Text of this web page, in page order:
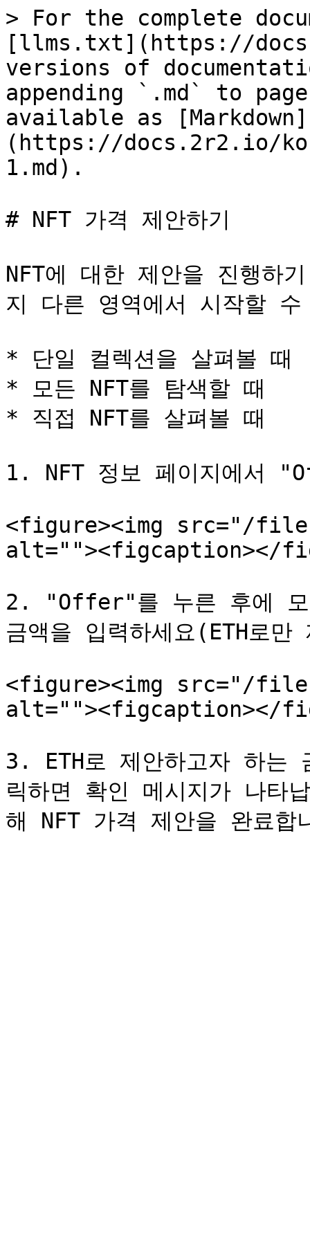
> For the complete
[llms.txt](https://
versions of
appending `.md` to
available as [Markdown]
(https://docs.2r2.io/
1.md).
# NFT 가격 제안하기
NFT에 대한 제안을 진행하
지 다른 영역에서 시작할
* 단일 컬렉션을 살펴볼 때
* 모든 NFT를 탐색할 때
* 직접 NFT를 살펴볼 때
1. NFT 정보 페이지에서
<figure><img src="/files/
alt=""><figcaption></
2. "Offer"를 누른 후에 모
금액을 입력하세요(ETH로
<figure><img src="/files/
alt=""><figcaption></
3. ETH로 제안하고자 하
릭하면 확인 메시지가 나타